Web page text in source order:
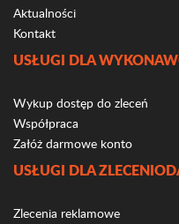
Aktualności
Kontakt
USŁUGI DLA
Wykup dostęp do zleceń
Współpraca
Załóż darmowe konto
USŁUGI DLA
Zlecenia reklamowe